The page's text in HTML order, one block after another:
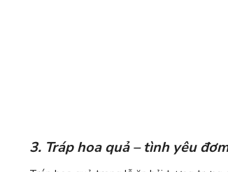
3. Tráp hoa quả – tình yêu